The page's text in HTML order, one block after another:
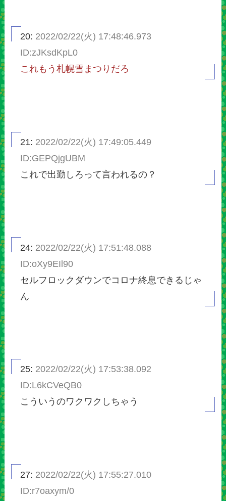
20: 2022/02/22(火) 17:48:46.973
ID:zJKsdKpL0
これもう札幌雪まつりだろ
21: 2022/02/22(火) 17:49:05.449
ID:GEPQjgUBM
これで出勤しろって言われるの？
24: 2022/02/22(火) 17:51:48.088
ID:oXy9EIl90
セルフロックダウンでコロナ終息できるじゃ
ん
25: 2022/02/22(火) 17:53:38.092
ID:L6kCVeQB0
こういうのワクワクしちゃう
27: 2022/02/22(火) 17:55:27.010
ID:r7oaxym/0